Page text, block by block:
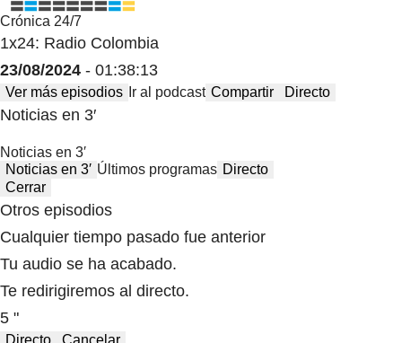
Crónica 24/7
1x24: Radio Colombia
23/08/2024 - 01:38:13
Ver más episodios Ir al podcast Compartir Directo
Noticias en 3′
Noticias en 3′
Noticias en 3′ Últimos programas Directo
Cerrar
Otros episodios
Cualquier tiempo pasado fue anterior
Tu audio se ha acabado.
Te redirigiremos al directo.
5 "